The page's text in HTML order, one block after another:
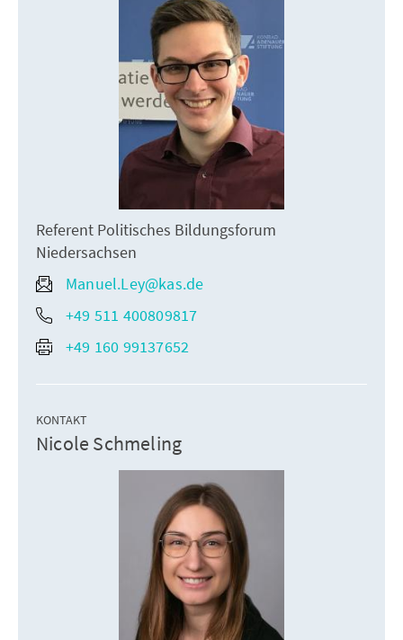
Referent Politisches Bildungsforum
Niedersachsen
Manuel.Ley@kas.de
+49 511 400809817
+49 160 99137652
KONTAKT
Nicole Schmeling